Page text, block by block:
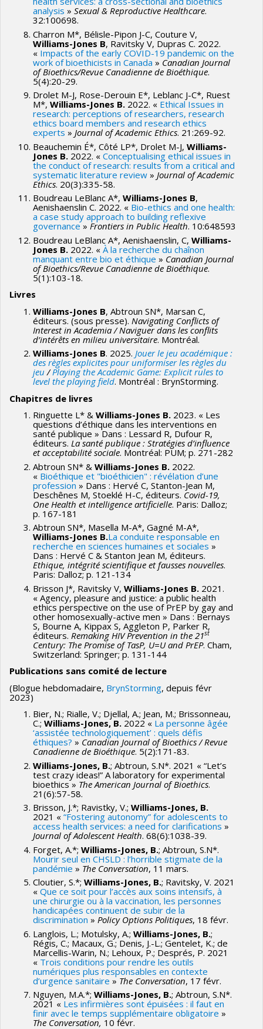
analysis » Sexual & Reproductive Healthcare.
32:100698.
Charron M*, Bélisle-Pipon J-C, Couture V,
Williams-Jones B, Ravitsky V, Dupras C. 2022.
« Impacts of the early COVID-19 pandemic on the
work of bioethicists in Canada » Canadian Journal
of Bioethics/Revue Canadienne de Bioéthique.
5(4):20-29.
Drolet M-J, Rose-Derouin E*, Leblanc J-C*, Ruest
M*, Williams-Jones B. 2022. « Ethical Issues in
research: perceptions of researchers, research
ethics board members and research ethics
experts » Journal of Academic Ethics. 21:269-92.
Beauchemin É*, Côté LP*, Drolet M-J, Williams-
Jones B. 2022. « Conceptualising ethical issues in
the conduct of research: results from a critical and
systematic literature review » Journal of Academic
Ethics. 20(3):335-58.
Boudreau LeBlanc A*, Williams-Jones B,
Aenishaenslin C. 2022. « Bio-ethics and one health:
a case study approach to building reflexive
governance» Frontiers in Public Health. 10:648593
Boudreau LeBlanc A*, Aenishaenslin, C, Williams-
Jones B. 2022. « À la recherche du chaînon
manquant entre bio et éthique » Canadian Journal
of Bioethics/Revue Canadienne de Bioéthique.
5(1):103-18.
Livres
Williams-Jones B, Abtroun SN*, Marsan C,
éditeurs. (sous presse). Navigating Conflicts of
Interest in Academia /Naviguer dans les conflits
d’intérêts en milieu universitaire. Montréal.
Williams-Jones B. 2025. Jouer le jeu académique :
des règles explicites pour uniformiser les règles du
jeu /Playing the Academic Game: Explicit rules to
level the playing field. Montréal : BrynStorming.
Chapitres de livres
Ringuette L* & Williams-Jones B. 2023. « Les
questions d’éthique dans les interventions en
santé publique » Dans : Lessard R, Dufour R,
éditeurs. La santé publique : Stratégies d’influence
et acceptabilité sociale. Montréal: PUM; p. 271-282
Abtroun SN* & Williams-Jones B. 2022.
« Bioéthique et "bioéthicien" : révélation d’une
profession » Dans : Hervé C, Stanton-Jean M,
Deschênes M, Stoeklé H-C, éditeurs. Covid-19,
One Health et intelligence artificielle. Paris: Dalloz;
p. 167-181
Abtroun SN*, Masella M-A*, Gagné M-A*,
Williams-Jones B.La conduite responsable en
recherche en sciences humaines et sociales »
Dans : Hervé C & Stanton Jean M, éditeurs.
Ethique, intégrité scientifique et fausses nouvelles.
Paris: Dalloz; p. 121-134
Brisson J*, Ravitsky V, Williams-Jones B. 2021.
« Agency, pleasure and justice: a public health
ethics perspective on the use of PrEP by gay and
other homosexually-active men » Dans : Bernays
S, Bourne A, Kippax S, Aggleton P, Parker R,
éditeurs. Remaking HIV Prevention in the 21st
Century: The Promise of TasP, U=U and PrEP. Cham,
Switzerland: Springer; p. 131-144
Publications sans comité de lecture
(Blogue hebdomadaire, BrynStorming, depuis févr
2023)
Bier, N.; Rialle, V.; Djellal, A.; Jean, M.; Brissonneau,
C.; Williams-Jones, B. 2022 « La personne âgée
‘assistée technologiquement’ : quels défis
éthiques? » Canadian Journal of Bioethics / Revue
Canadienne de Bioéthique. 5(2):171-83.
Williams-Jones, B.; Abtroun, S.N*. 2021 « “Let’s
test crazy ideas!” A laboratory for experimental
bioethics » The American Journal of Bioethics.
21(6):57-58.
Brisson, J.*; Ravistky, V.; Williams-Jones, B.
2021 « “Fostering autonomy” for adolescents to
access health services: a need for clarifications »
Journal of Adolescent Health. 68(6):1038-39.
Forget, A.*; Williams-Jones, B.; Abtroun, S.N*.
Mourir seul en CHSLD : l’horrible stigmate de la
pandémie » The Conversation, 11 mars.
Cloutier, S.*; Williams-Jones, B.; Ravitsky, V. 2021
« Que ce soit pour l’accès aux soins intensifs, à
une chirurgie ou à la vaccination, les personnes
handicapées continuent de subir de la
discrimination » Policy Options Politiques, 18 févr.
Langlois, L.; Motulsky, A.; Williams-Jones, B.;
Régis, C.; Macaux, G.; Denis, J.-L.; Gentelet, K.; de
Marcellis-Warin, N.; Lehoux, P.; Després, P. 2021
« Trois conditions pour rendre les outils
numériques plus responsables en contexte
d’urgence sanitaire » The Conversation, 17 févr.
Nguyen, M.A.*; Williams-Jones, B.; Abtroun, S.N*.
2021 « Les infirmières sont épuisées : il faut en
finir avec le temps supplémentaire obligatoire »
The Conversation, 10 févr.